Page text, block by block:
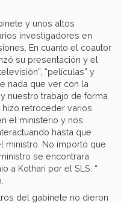
y unos altos
investigadores en
En cuanto el coautor
su presentación y el
“películas” y
nada que ver con la
nuestro trabajo de forma
hizo retroceder varios
el ministerio y nos
hasta que
ministro. No importó que
se encontrara
a Kothari por el SLS. “
del gabinete no dieron